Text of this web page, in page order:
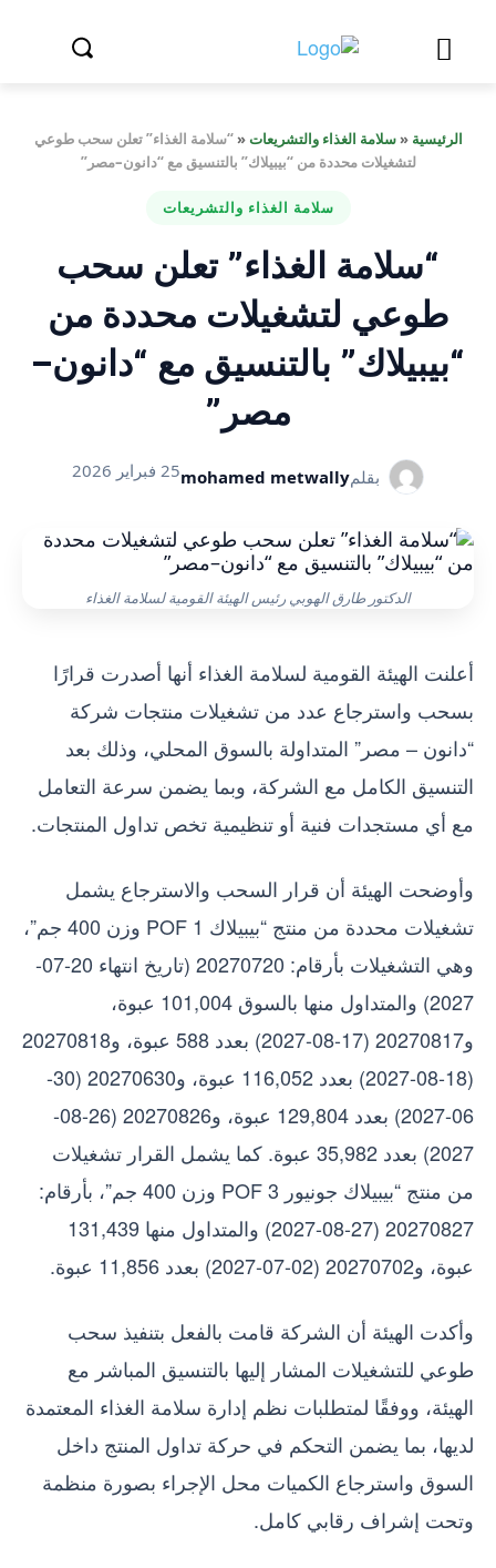
الرئيسية «سلامة الغذاء والتشريعات«“سلامة الغذاء” تعلن سحب طوعي
لتشغيلات محددة من “بيبيلاك” بالتنسيق مع “دانون–مصر”
سلامة الغذاء والتشريعات
“سلامة الغذاء” تعلن سحب
طوعي لتشغيلات محددة من
“بيبيلاك” بالتنسيق مع “دانون–
مصر”
بقلمmohamed metwally25 فبراير 2026
الدكتور طارق الهوبي رئيس الهيئة القومية لسلامة الغذاء
أعلنت الهيئة القومية لسلامة الغذاء أنها أصدرت قرارًا
بسحب واسترجاع عدد من تشغيلات منتجات شركة
“دانون – مصر” المتداولة بالسوق المحلي، وذلك بعد
التنسيق الكامل مع الشركة، وبما يضمن سرعة التعامل
مع أي مستجدات فنية أو تنظيمية تخص تداول المنتجات.
وأوضحت الهيئة أن قرار السحب والاسترجاع يشمل
تشغيلات محددة من منتج “بيبيلاك 1 POF وزن 400 جم”،
وهي التشغيلات بأرقام: 20270720 (تاريخ انتهاء 20-07-
2027) والمتداول منها بالسوق 101,004 عبوة،
و20270817 (17-08-2027) بعدد 588 عبوة، و20270818
(18-08-2027) بعدد 116,052 عبوة، و20270630 (30-
06-2027) بعدد 129,804 عبوة، و20270826 (26-08-
2027) بعدد 35,982 عبوة. كما يشمل القرار تشغيلات
من منتج “بيبيلاك جونيور 3 POF وزن 400 جم”، بأرقام:
20270827 (27-08-2027) والمتداول منها 131,439
عبوة، و20270702 (02-07-2027) بعدد 11,856 عبوة.
وأكدت الهيئة أن الشركة قامت بالفعل بتنفيذ سحب
طوعي للتشغيلات المشار إليها بالتنسيق المباشر مع
الهيئة، ووفقًا لمتطلبات نظم إدارة سلامة الغذاء المعتمدة
لديها، بما يضمن التحكم في حركة تداول المنتج داخل
السوق واسترجاع الكميات محل الإجراء بصورة منظمة
وتحت إشراف رقابي كامل.